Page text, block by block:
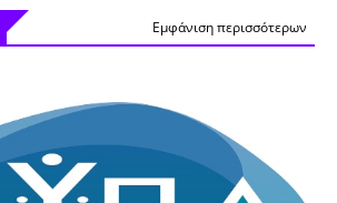
Εμφάνιση περισσότερων